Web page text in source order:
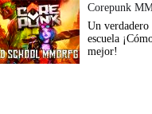
Corepunk
Un
escuela
mejor!